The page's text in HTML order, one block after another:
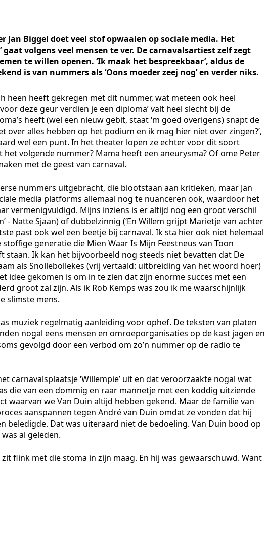
Jan Biggel doet veel stof opwaaien op sociale media. Het
gaat volgens veel mensen te ver. De carnavalsartiest zelf zegt
te willen openen. ‘Ik maak het bespreekbaar’, aldus de
is van nummers als ‘Oons moeder zeej nog’ en verder niks.
heen heeft gekregen met dit nummer, wat meteen ook heel
deze geur verdien je een diploma’ valt heel slecht bij de
heeft (wel een nieuw gebit, staat ‘m goed overigens) snapt de
over alles hebben op het podium en ik mag hier niet over zingen?’,
wel een punt. In het theater lopen ze echter voor dit soort
volgende nummer? Mama heeft een aneurysma? Of ome Peter
met de geest van carnaval.
nummers uitgebracht, die blootstaan aan kritieken, maar Jan
media platforms allemaal nog te nuanceren ook, waardoor het
vermenigvuldigd. Mijns inziens is er altijd nog een groot verschil
- Natte Sjaan) of dubbelzinnig (‘En Willem grijpt Marietje van achter
past ook wel een beetje bij carnaval. Ik sta hier ook niet helemaal
generatie die Mien Waar Is Mijn Feestneus van Toon
staan. Ik kan het bijvoorbeeld nog steeds niet bevatten dat De
als Snollebollekes (vrij vertaald: uitbreiding van het woord hoer)
idee gekomen is om in te zien dat zijn enorme succes met een
groot zal zijn. Als ik Rob Kemps was zou ik me waarschijnlijk
slimste mens.
muziek regelmatig aanleiding voor ophef. De teksten van platen
nogal eens mensen en omroeporganisaties op de kast jagen en
gevolgd door een verbod om zo’n nummer op de radio te
carnavalsplaatsje ‘Willempie’ uit en dat veroorzaakte nogal wat
die van een dommig en raar mannetje met een koddig uitziende
waarvan we Van Duin altijd hebben gekend. Maar de familie van
aanspannen tegen André van Duin omdat ze vonden dat hij
beledigde. Dat was uiteraard niet de bedoeling. Van Duin bood op
al geleden.
flink met die stoma in zijn maag. En hij was gewaarschuwd. Want